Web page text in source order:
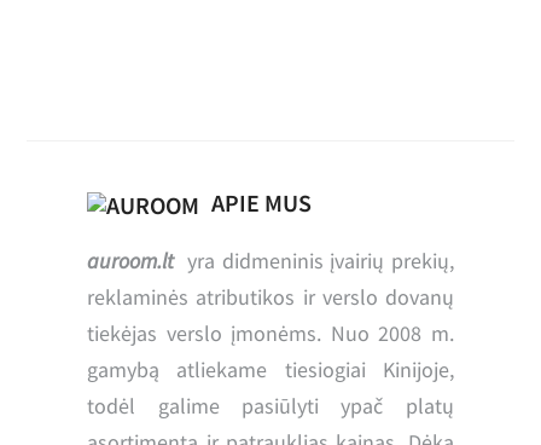
APIE MUS
auroom.ltyra didmeninis įvairių prekių,
reklaminės atributikos ir verslo dovanų
tiekėjas verslo įmonėms. Nuo 2008 m.
gamybą atliekame tiesiogiai Kinijoje,
todėl galime pasiūlyti ypač platų